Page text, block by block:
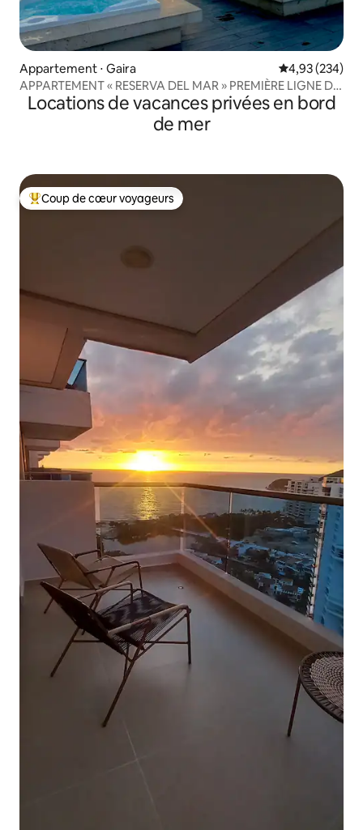
Appartement ⋅ Gaira Évaluation
4,93 (234)
APPARTEMENT « RESERVA DEL MAR » PREMIÈRE LIGNE DE
PLAGE
Locations de vacances privées en bord
de mer
Coups de cœur voyageurs les plus appréciés
Coup de cœur voyageurs